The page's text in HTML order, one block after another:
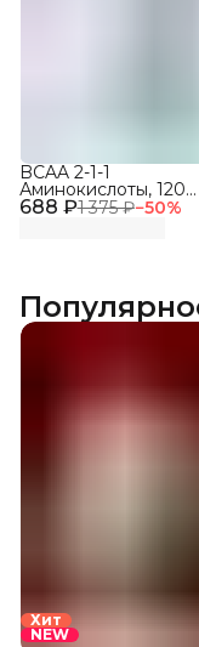
688 ₽1 375 ₽−50%
BCAA 2-1-1
Аминокислоты, 120
капсул
Хит
NEW